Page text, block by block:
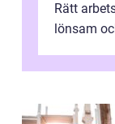
Rätt
lönsam